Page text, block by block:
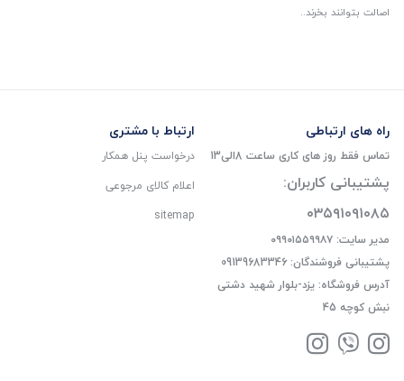
اصالت بتوانند بخرند..
راه های ارتباطی
تماس فقط روز های کاری ساعت 8الی13
پشتیبانی کاربران:
۰۳۵۹۱۰۹۱۰۸۵
مدیر سایت: ۰۹۹۰۱۵۵۹۹۸۷
پشتیبانی فروشندگان: 09139683346
آدرس فروشگاه: یزد-بلوار شهید دشتی
نبش کوچه 45
ارتباط با مشتری
درخواست پنل همکار
اعلام کالای مرجوعی
sitemap